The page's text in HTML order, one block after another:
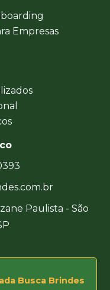
Empresas
Paulista - São
Busca Brindes